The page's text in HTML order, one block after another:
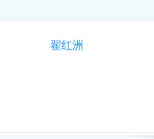
翟红洲